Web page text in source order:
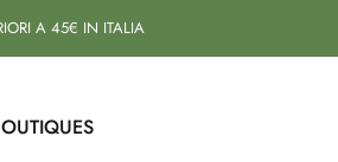
A 45€ IN ITALIA